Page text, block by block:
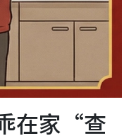
在家“查